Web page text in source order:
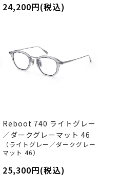
24,200円(税込)
Reboot 740 ライトグレー
／ダークグレーマット 46
（ライトグレー／ダークグレー
マット 46）
25,300円(税込)